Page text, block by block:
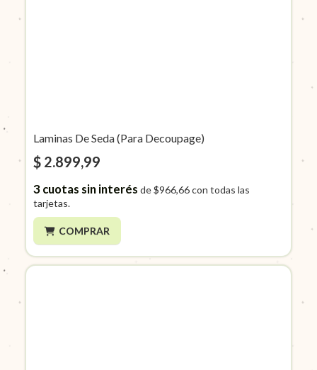
Laminas De Seda (Para Decoupage)
$ 2.899,99
3cuotas sin interés de$966,66con todas las
tarjetas.
COMPRAR